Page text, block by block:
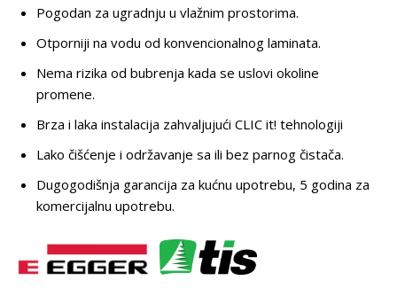
Pogodan za ugradnju u vlažnim prostorima.
Otporniji na vodu od konvencionalnog laminata.
Nema rizika od bubrenja kada se uslovi okoline
promene.
Brza i laka instalacija zahvaljujući CLIC it! tehnologiji
Lako čišćenje i održavanje sa ili bez parnog čistača.
Dugogodišnja garancija za kućnu upotrebu, 5 godina za
komercijalnu upotrebu.